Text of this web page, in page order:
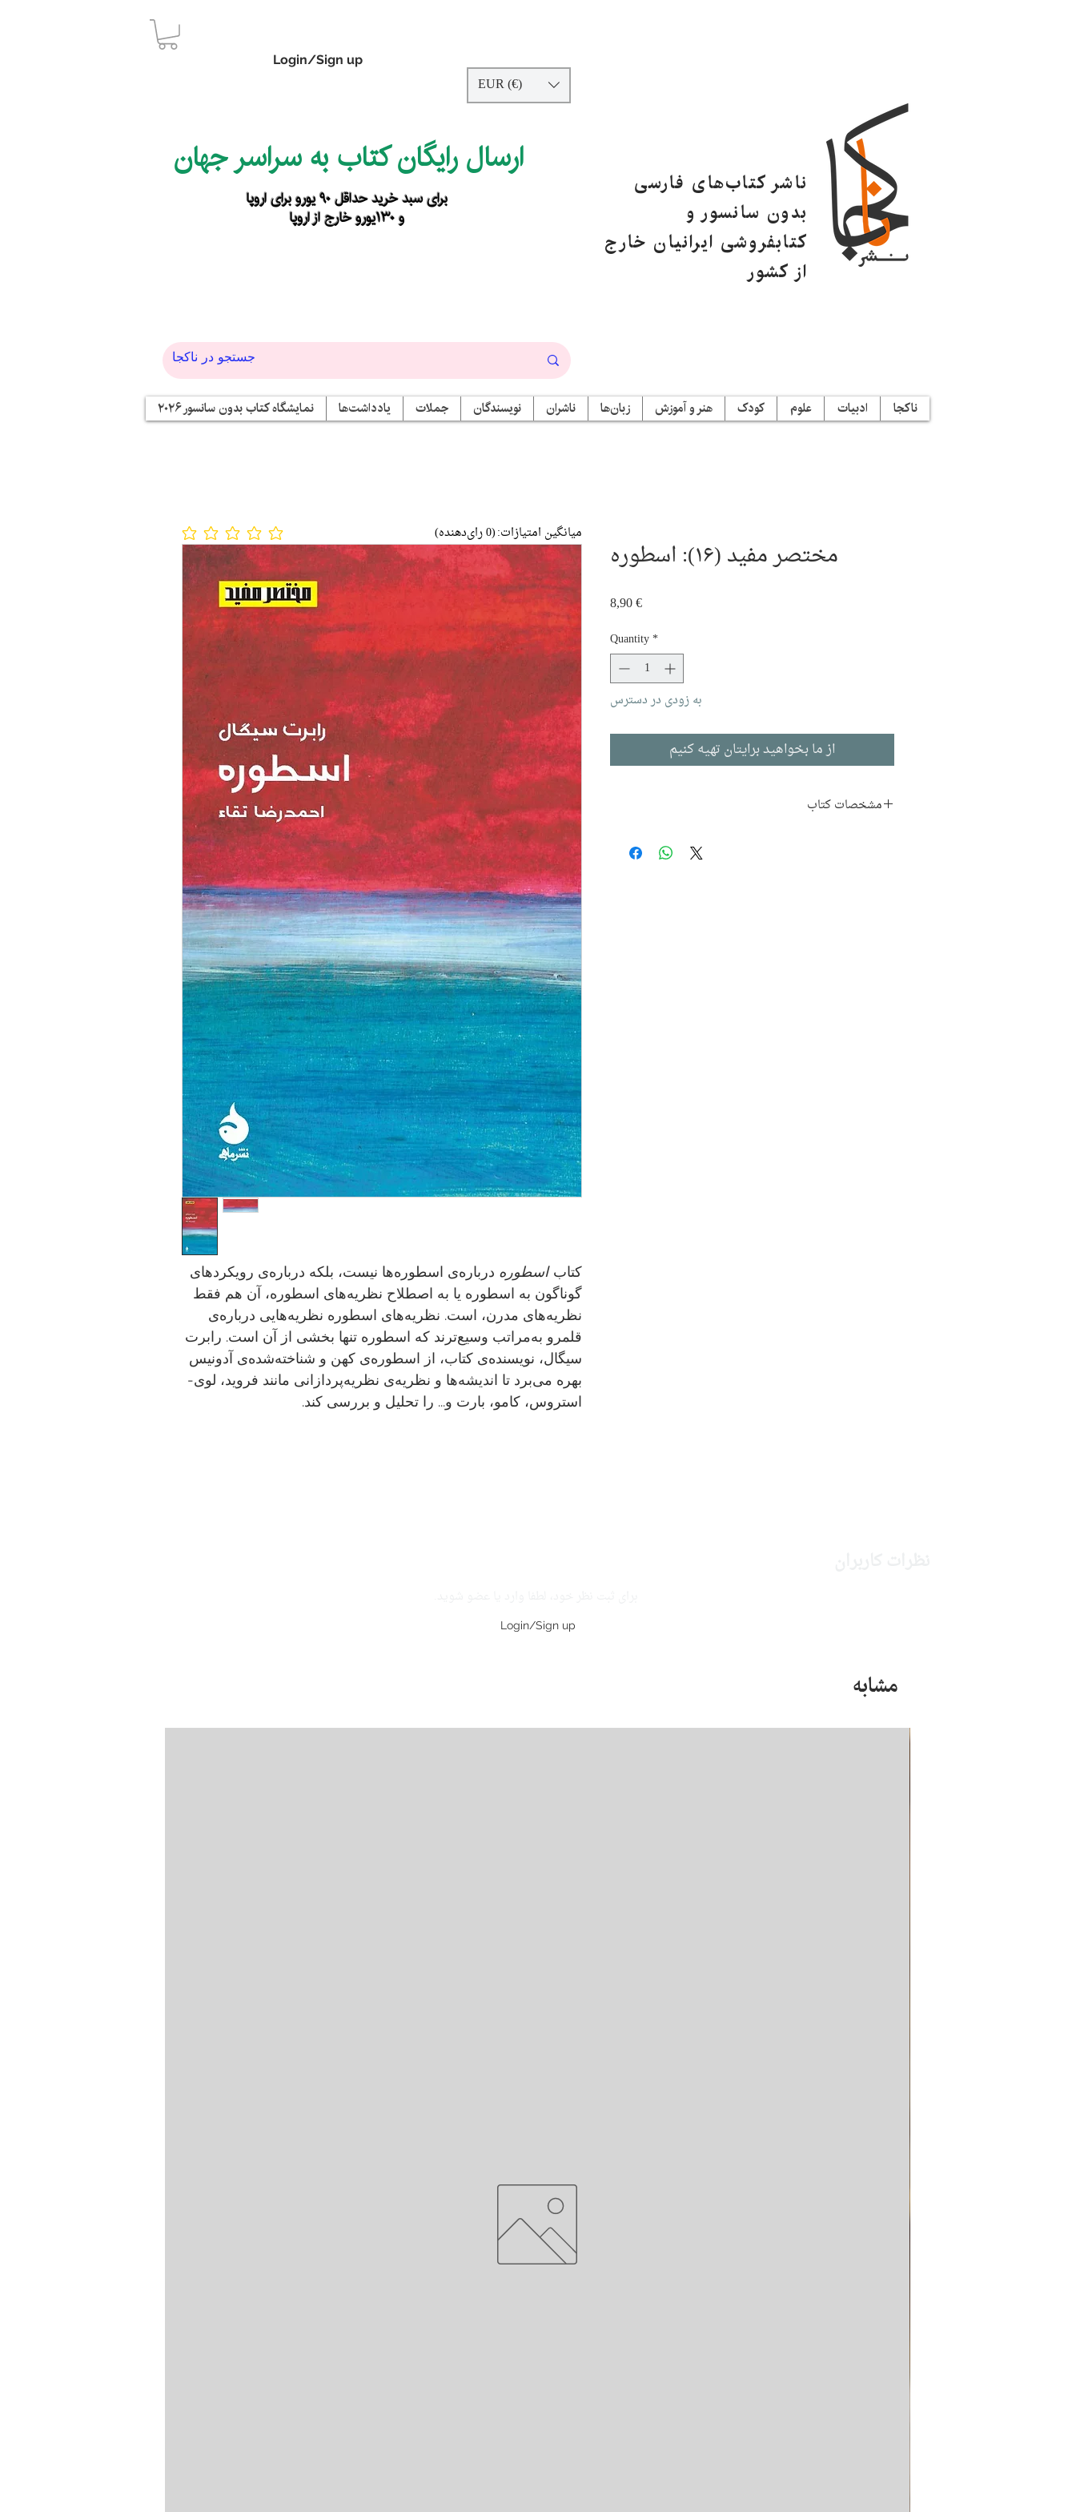
Login/Sign up
EUR (€)
ارسال رایگان کتاب به سراسر جهان
برای سبد خرید حداقل ۹۰ یورو برای اروپا
و ۱۳۰یورو خارج از اروپا
ناشر کتاب‌های فارسی
بدون سانسور و
کتابفروشی ایرانیان خارج
از کشور
ناکجا ادبیات علوم کودک هنر و آموزش زبان‌ها ناشران نویسندگان جملات یادداشت‌ها نمایشگاه کتاب بدون سانسور ۲۰۲۶
کتاباسطوره درباره‌ی اسطوره‌ها نیست، بلکه درباره‌ی رویکردهای
گوناگون به اسطوره یا به اصطلاح نظریه‌های اسطوره، آن هم فقط
نظریه‌های مدرن، است. نظریه‌های اسطوره نظریه‌هایی درباره‌ی
قلمرو به‌مراتب وسیع‌ترند که اسطوره تنها بخشی از آن است. رابرت
سیگال، نویسنده‌ی کتاب، از اسطوره‌ی کهن و شناخته‌شده‌ی آدونیس
بهره می‌برد تا اندیشه‌ها و نظریه‌ی نظریه‌پردازانی مانند فروید، لوی-
استروس، کامو، بارت و... را تحلیل و بررسی کند.
مختصر مفید (۱۶): اسطوره
8,90 €Price
Quantity*
به زودی در دسترس
از ما بخواهید برایتان تهیه کنیم
مشخصات کتاب
No ratings yet میانگین امتیازات:(0 رای‌دهنده)
Login/Sign up
مشابه